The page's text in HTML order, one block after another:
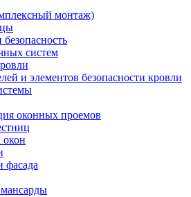
монтаж)
систем
и элементов безопасности кровли
оконных проемов
окон
фасада